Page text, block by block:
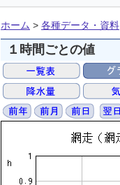
ホーム > 各種データ・資料
１時間ごとの値